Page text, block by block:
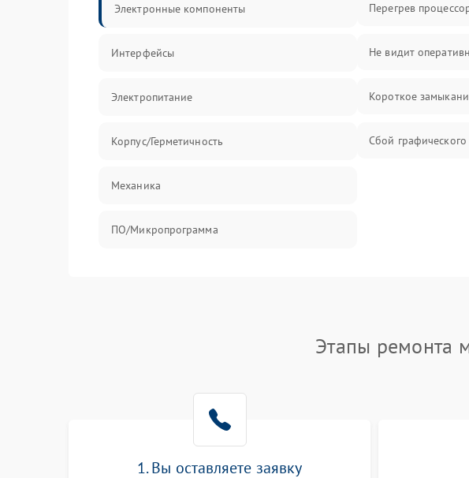
Электронные компоненты
Интерфейсы
Электропитание
Корпус/Герметичность
Механика
ПО/Микропрограмма
Перегрев
Не видит
Короткое
Сбой
Этапы ремонта
1. Вы оставляете заявку